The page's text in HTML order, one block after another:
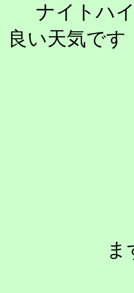
ナイトハ
良い天気で
ま